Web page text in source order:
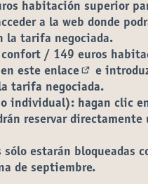
habitación superior
a la web donde
la tarifa negociada.
/ 149 euros
este enlace
(Enlace
e
tarifa negociada.
individual): hagan clic
reservar directamente
estarán bloqueadas
de septiembre.